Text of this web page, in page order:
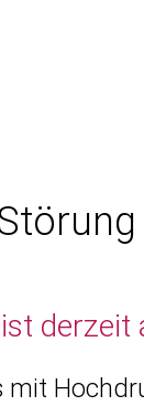
mit